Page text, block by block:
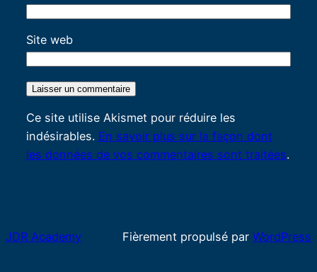
Site web
Ce site utilise Akismet pour réduire les
indésirables. En savoir plus sur la façon dont
les données de vos commentaires sont traitées.
JDR Academy Fièrement propulsé par WordPress